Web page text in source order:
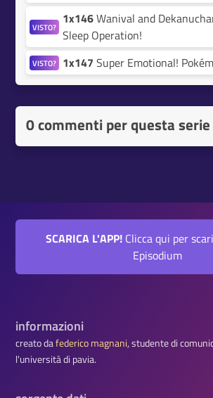
VISTO? 1x146Wanival and
Sleep Operation!
VISTO? 1x147 Super Emotional!
0 commenti per questa serie
SCARICA L'APP!Clicca qui per
Episodium
informazioni
creato dafederico magnani, studente di
l'università di pavia.